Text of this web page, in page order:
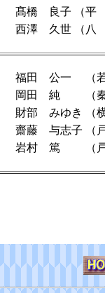
髙橋 良子
（
西澤 久世
（
福田 公一
岡田 純
財部 みゆき
齋藤 与志子
岩村 篤